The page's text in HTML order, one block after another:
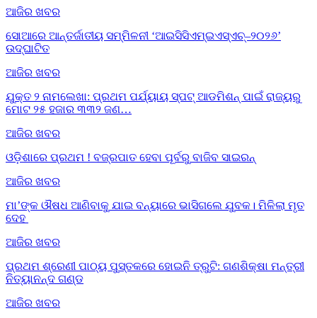
ଆଜିର ଖବର
ସୋଆରେ ଆନ୍ତର୍ଜାତୀୟ ସମ୍ମିଳନୀ ‘ଆଇସିସିଏମ୍‌ଇଏସ୍‌ଏଚ୍‌–୨୦୨୬’
ଉଦ୍‌ଘାଟିତ
ଆଜିର ଖବର
ଯୁକ୍ତ ୨ ନାମଲେଖା: ପ୍ରଥମ ପର୍ଯ୍ୟାୟ ସ୍ପଟ୍ ଆଡମିଶନ୍ ପାଇଁ ରାଜ୍ୟରୁ
ମୋଟ ୨୫ ହଜାର ୩୩୨ ଜଣ…
ଆଜିର ଖବର
ଓଡ଼ିଶାରେ ପ୍ରଥମ ! ବଜ୍ରପାତ ହେବା ପୂର୍ବରୁ ବାଜିବ ସାଇରନ୍
ଆଜିର ଖବର
ମା’ଙ୍କ ଔଷଧ ଆଣିବାକୁ ଯାଇ ବନ୍ୟାରେ ଭାସିଗଲେ ଯୁବକ। ମିଳିଲା ମୃତ
ଦେହ
ଆଜିର ଖବର
ପ୍ରଥମ ଶ୍ରେଣୀ ପାଠ୍ୟ ପୁସ୍ତକରେ ହୋଇନି ତ୍ରୁଟି: ଗଣଶିକ୍ଷା ମନ୍ତ୍ରୀ
ନିତ୍ୟାନନ୍ଦ ଗଣ୍ଡ
ଆଜିର ଖବର